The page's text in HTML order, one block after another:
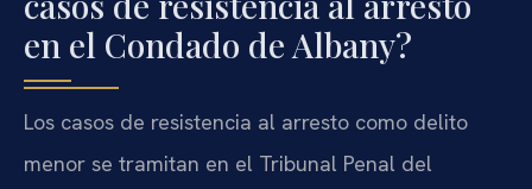
en el Condado de Albany?
Los casos de resistencia al arresto como delito
menor se tramitan en el Tribunal Penal del